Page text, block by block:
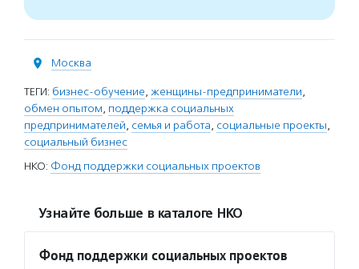
Москва
ТЕГИ: бизнес-обучение, женщины-предприниматели,
обмен опытом, поддержка социальных
предпринимателей, семья и работа, социальные проекты,
социальный бизнес
НКО: Фонд поддержки социальных проектов
Узнайте больше в каталоге НКО
Фонд поддержки социальных проектов